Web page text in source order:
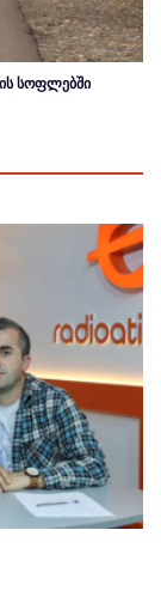
სოფლებში